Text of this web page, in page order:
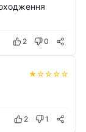
2 0
★☆☆☆☆
2 1